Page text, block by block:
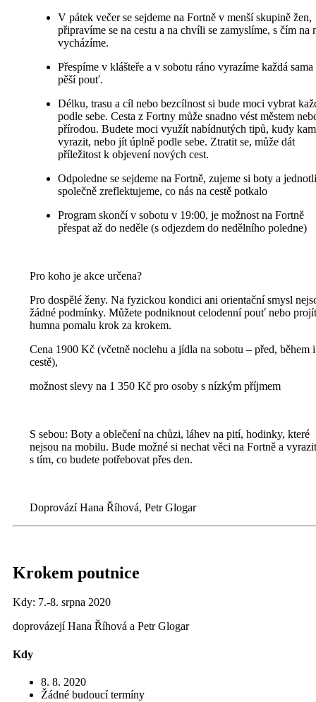
V pátek večer se sejdeme na Fortně v menší skupině žen,
připravíme se na cestu a na chvíli se zamyslíme, s čím na
vycházíme.
Přespíme v klášteře a v sobotu ráno vyrazíme každá sama
pěší pouť.
Délku, trasu a cíl nebo bezcílnost si bude moci vybrat
podle sebe. Cesta z Fortny může snadno vést městem
přírodou. Budete moci využít nabídnutých tipů, kudy kam
vyrazit, nebo jít úplně podle sebe. Ztratit se, může dát
příležitost k objevení nových cest.
Odpoledne se sejdeme na Fortně, zujeme si boty a
společně zreflektujeme, co nás na cestě potkalo
Program skončí v sobotu v 19:00, je možnost na Fortně
přespat až do neděle (s odjezdem do nedělního poledne)
Pro koho je akce určena?
Pro dospělé ženy. Na fyzickou kondici ani orientační smysl
žádné podmínky. Můžete podniknout celodenní pouť nebo projít
humna pomalu krok za krokem.
Cena 1900 Kč (včetně noclehu a jídla na sobotu – před, během
cestě),
možnost slevy na 1 350 Kč pro osoby s nízkým příjmem
S sebou: Boty a oblečení na chůzi, láhev na pití, hodinky, které
nejsou na mobilu. Bude možné si nechat věci na Fortně a
s tím, co budete potřebovat přes den.
DoprovázíHana Říhová, Petr Glogar
Krokem poutnice
Kdy: 7.-8. srpna 2020
doprovázejí Hana Říhová a Petr Glogar
Kdy
8. 8. 2020
Žádné budoucí termíny